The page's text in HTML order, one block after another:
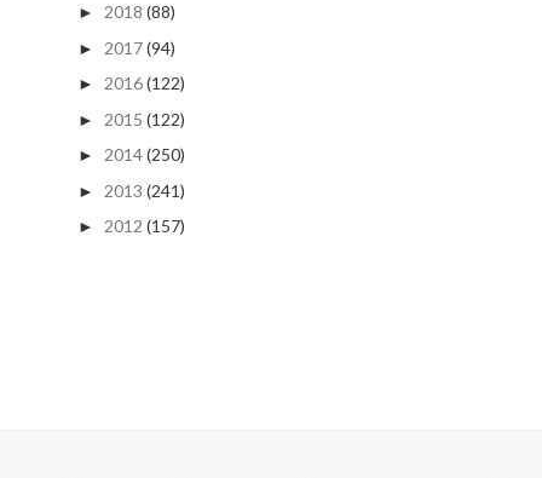
► 2018 (88)
► 2017(94)
► 2016(122)
► 2015 (122)
► 2014(250)
► 2013 (241)
► 2012 (157)